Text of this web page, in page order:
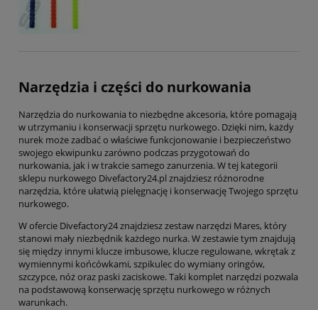
Narzędzia i części do nurkowania
Narzędzia do nurkowania to niezbędne akcesoria, które pomagają
w utrzymaniu i konserwacji sprzętu nurkowego. Dzięki nim, każdy
nurek może zadbać o właściwe funkcjonowanie i bezpieczeństwo
swojego ekwipunku zarówno podczas przygotowań do
nurkowania, jak i w trakcie samego zanurzenia. W tej kategorii
sklepu nurkowego Divefactory24.pl znajdziesz różnorodne
narzędzia, które ułatwią pielęgnację i konserwację Twojego sprzętu
nurkowego.
W ofercie Divefactory24 znajdziesz zestaw narzędzi Mares, który
stanowi mały niezbędnik każdego nurka. W zestawie tym znajdują
się między innymi klucze imbusowe, klucze regulowane, wkrętak z
wymiennymi końcówkami, szpikulec do wymiany oringów,
szczypce, nóż oraz paski zaciskowe. Taki komplet narzędzi pozwala
na podstawową konserwację sprzętu nurkowego w różnych
warunkach.